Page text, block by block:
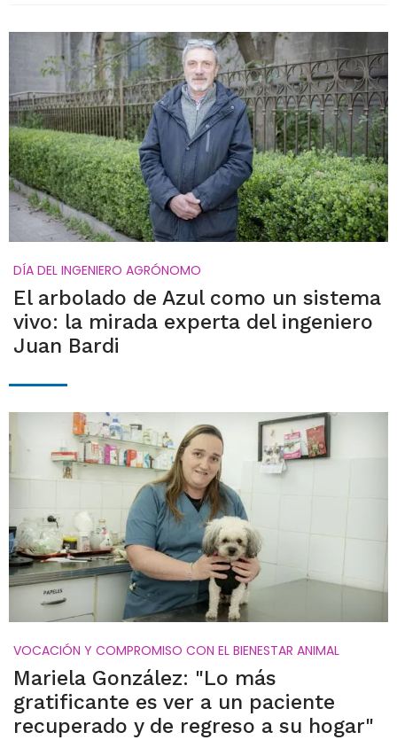
DÍA DEL INGENIERO AGRÓNOMO
El arbolado de Azul como un sistema
vivo: la mirada experta del ingeniero
Juan Bardi
VOCACIÓN Y COMPROMISO CON EL BIENESTAR ANIMAL
Mariela González: "Lo más
gratificante es ver a un paciente
recuperado y de regreso a su hogar"